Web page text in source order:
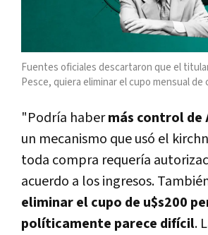
Fuentes oficiales descartaron que el
Pesce, quiera eliminar el cupo mensual de
"Podría habermás control de
un mecanismo que usó el
toda compra requería
acuerdo a los ingresos.
eliminar el cupo de u$s200
políticamente parece difícil.